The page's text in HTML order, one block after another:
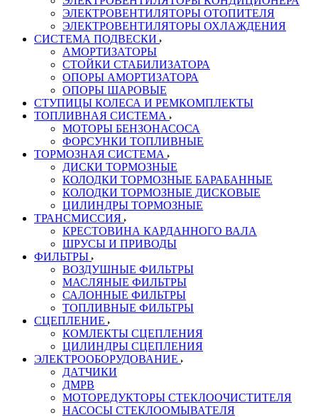
ЭЛЕКТРОВЕНТИЛЯТОРЫ ОТОПИТЕЛЯ
ЭЛЕКТРОВЕНТИЛЯТОРЫ ОХЛАЖДЕНИЯ
СИСТЕМА ПОДВЕСКИ
АМОРТИЗАТОРЫ
СТОЙКИ СТАБИЛИЗАТОРА
ОПОРЫ АМОРТИЗАТОРА
ОПОРЫ ШАРОВЫЕ
СТУПИЦЫ КОЛЕСА И РЕМКОМПЛЕКТЫ
ТОПЛИВНАЯ СИСТЕМА
МОТОРЫ БЕНЗОНАСОСА
ФОРСУНКИ ТОПЛИВНЫЕ
ТОРМОЗНАЯ СИСТЕМА
ДИСКИ ТОРМОЗНЫЕ
КОЛОДКИ ТОРМОЗНЫЕ БАРАБАННЫЕ
КОЛОДКИ ТОРМОЗНЫЕ ДИСКОВЫЕ
ЦИЛИНДРЫ ТОРМОЗНЫЕ
ТРАНСМИССИЯ
КРЕСТОВИНА КАРДАННОГО ВАЛА
ШРУСЫ И ПРИВОДЫ
ФИЛЬТРЫ
ВОЗДУШНЫЕ ФИЛЬТРЫ
МАСЛЯНЫЕ ФИЛЬТРЫ
САЛОННЫЕ ФИЛЬТРЫ
ТОПЛИВНЫЕ ФИЛЬТРЫ
СЦЕПЛЕНИЕ
КОМЛЕКТЫ СЦЕПЛЕНИЯ
ЦИЛИНДРЫ СЦЕПЛЕНИЯ
ЭЛЕКТРООБОРУДОВАНИЕ
ДАТЧИКИ
ДМРВ
МОТОРЕДУКТОРЫ СТЕКЛООЧИСТИТЕЛЯ
НАСОСЫ СТЕКЛООМЫВАТЕЛЯ